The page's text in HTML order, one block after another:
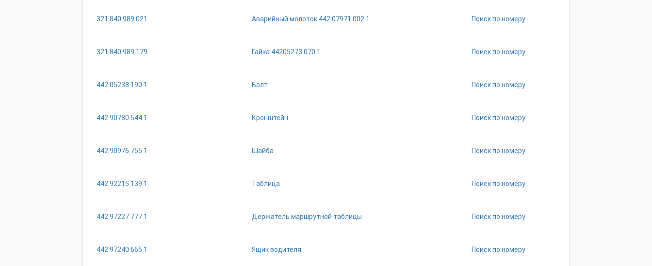
321 840 989 021 Аварийный молоток 442 07971 002 1 Поиск по номеру
321 840 989 179 Гайка 44205273 070 1 Поиск по номеру
442 05238 190 1 Болт Поиск по номеру
442 90780 544 1 Кронштейн Поиск по номеру
442 90976 755 1 Шайба Поиск по номеру
442 92215 139 1 Таблица Поиск по номеру
442 97227 777 1 Держатель маршрутной таблицы Поиск по номеру
442 97240 665 1 Ящик водителя Поиск по номеру